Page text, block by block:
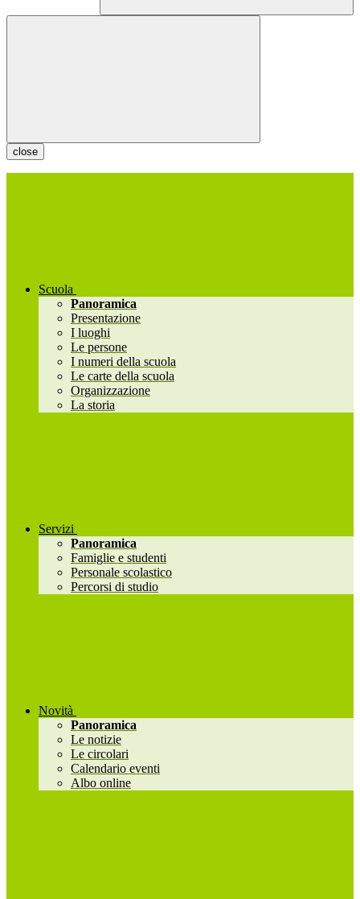
close
Scuola
Panoramica
Presentazione
I luoghi
Le persone
I numeri della scuola
Le carte della scuola
Organizzazione
La storia
Servizi
Panoramica
Famiglie e studenti
Personale scolastico
Percorsi di studio
Novità
Panoramica
Le notizie
Le circolari
Calendario eventi
Albo online